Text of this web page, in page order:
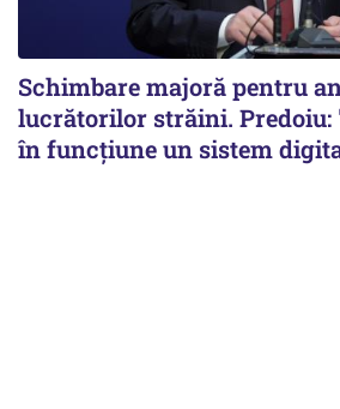
Schimbare majoră pentru
lucrătorilor străini. Predoiu:
în funcțiune un sistem